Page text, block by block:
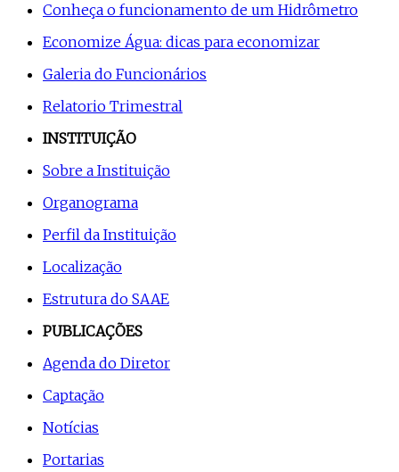
Conheça o funcionamento de um Hidrômetro
Economize Água: dicas para economizar
Galeria do Funcionários
Relatorio Trimestral
INSTITUIÇÃO
Sobre a Instituição
Organograma
Perfil da Instituição
Localização
Estrutura do SAAE
PUBLICAÇÕES
Agenda do Diretor
Captação
Notícias
Portarias